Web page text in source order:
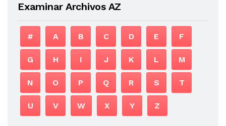
Examinar Archivos AZ
# A B C D E F
G H I J K L M
N O P Q R S T
U V W X Y Z